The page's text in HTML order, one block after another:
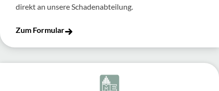
direkt an unsere Scha­den­ab­tei­lung.
Zum Formular